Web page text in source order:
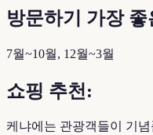
방문하기 가장 좋
7월~10월, 12월~3월
쇼핑 추천:
케냐에는 관광객들이 기